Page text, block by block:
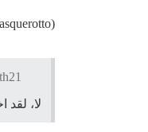
th21:
لا، لقد